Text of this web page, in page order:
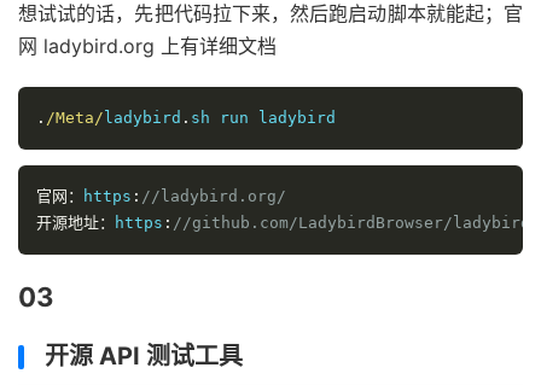
想试试的话，先把代码拉下来，然后跑启动脚本就能起；官
网 ladybird.org 上有详细文档
. /Meta/ ladybird . sh run ladybird
官网： https : //ladybird.org/
开源地址：
https : //github.com/LadybirdBrowser/ladybird
03
开源 API 测试工具